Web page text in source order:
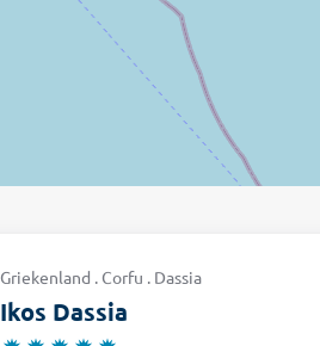
Griekenland . Corfu . Dassia
Ikos Dassia